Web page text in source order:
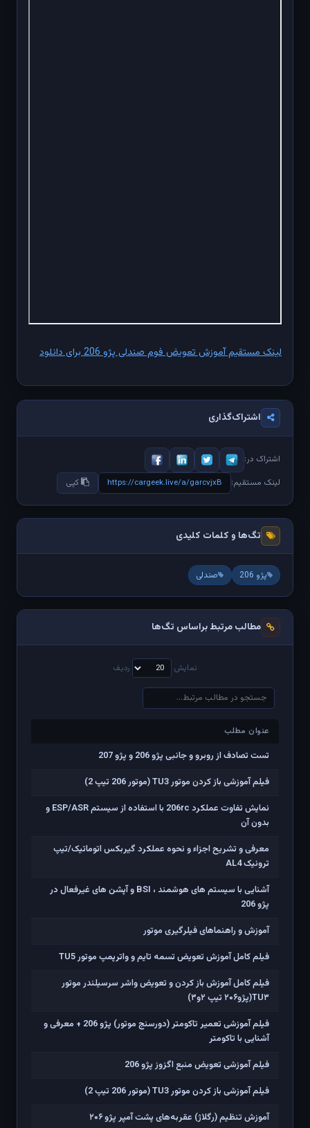
لینک مستقیم آموزش تعویض فوم صندلی پژو 206 برای دانلود
اشتراک‌گذاری
اشتراک در:
لینک مستقیم: https://cargeek.live/a/garcvjxB کپی
تگ‌ها و کلمات کلیدی
پژو 206 صندلی
مطالب مرتبط براساس تگ‌ها
نمایش ردیف
عنوان مطلب
عنوان مطلب
تست تصادف از روبرو و جانبی پژو 206 و پژو 207
فیلم آموزشی باز کردن موتور TU3 (موتور 206 تیپ 2)
نمایش تفاوت عملکرد 206rc با استفاده از سیستم ESP/ASR و
بدون آن
معرفی و تشریح اجزاء و نحوه عملکرد گیربکس اتوماتیک/تیپ
ترونیک AL4
آشنایی با سیستم های هوشمند ، BSI و آپشن های غیرفعال در
پژو 206
آموزش و راهنماهای فیلرگیری موتور
فیلم کامل آموزش تعویض تسمه تایم و واترپمپ موتور TU5
فیلم کامل آموزش باز کردن و تعویض واشر سرسیلندر موتور
TU۳(پژو۲۰۶ تیپ ۲و۳)
فیلم آموزشی تعمیر تاکومتر (دورسنج موتور) پژو 206 + معرفی و
آشنایی با تاکومتر
فیلم آموزشی تعویض منبع اگزوز پژو 206
فیلم آموزشی باز کردن موتور TU3 (موتور 206 تیپ 2)
آموزش تنظیم (رگلاژ) عقربه‌های پشت آمپر پژو ۲۰۶